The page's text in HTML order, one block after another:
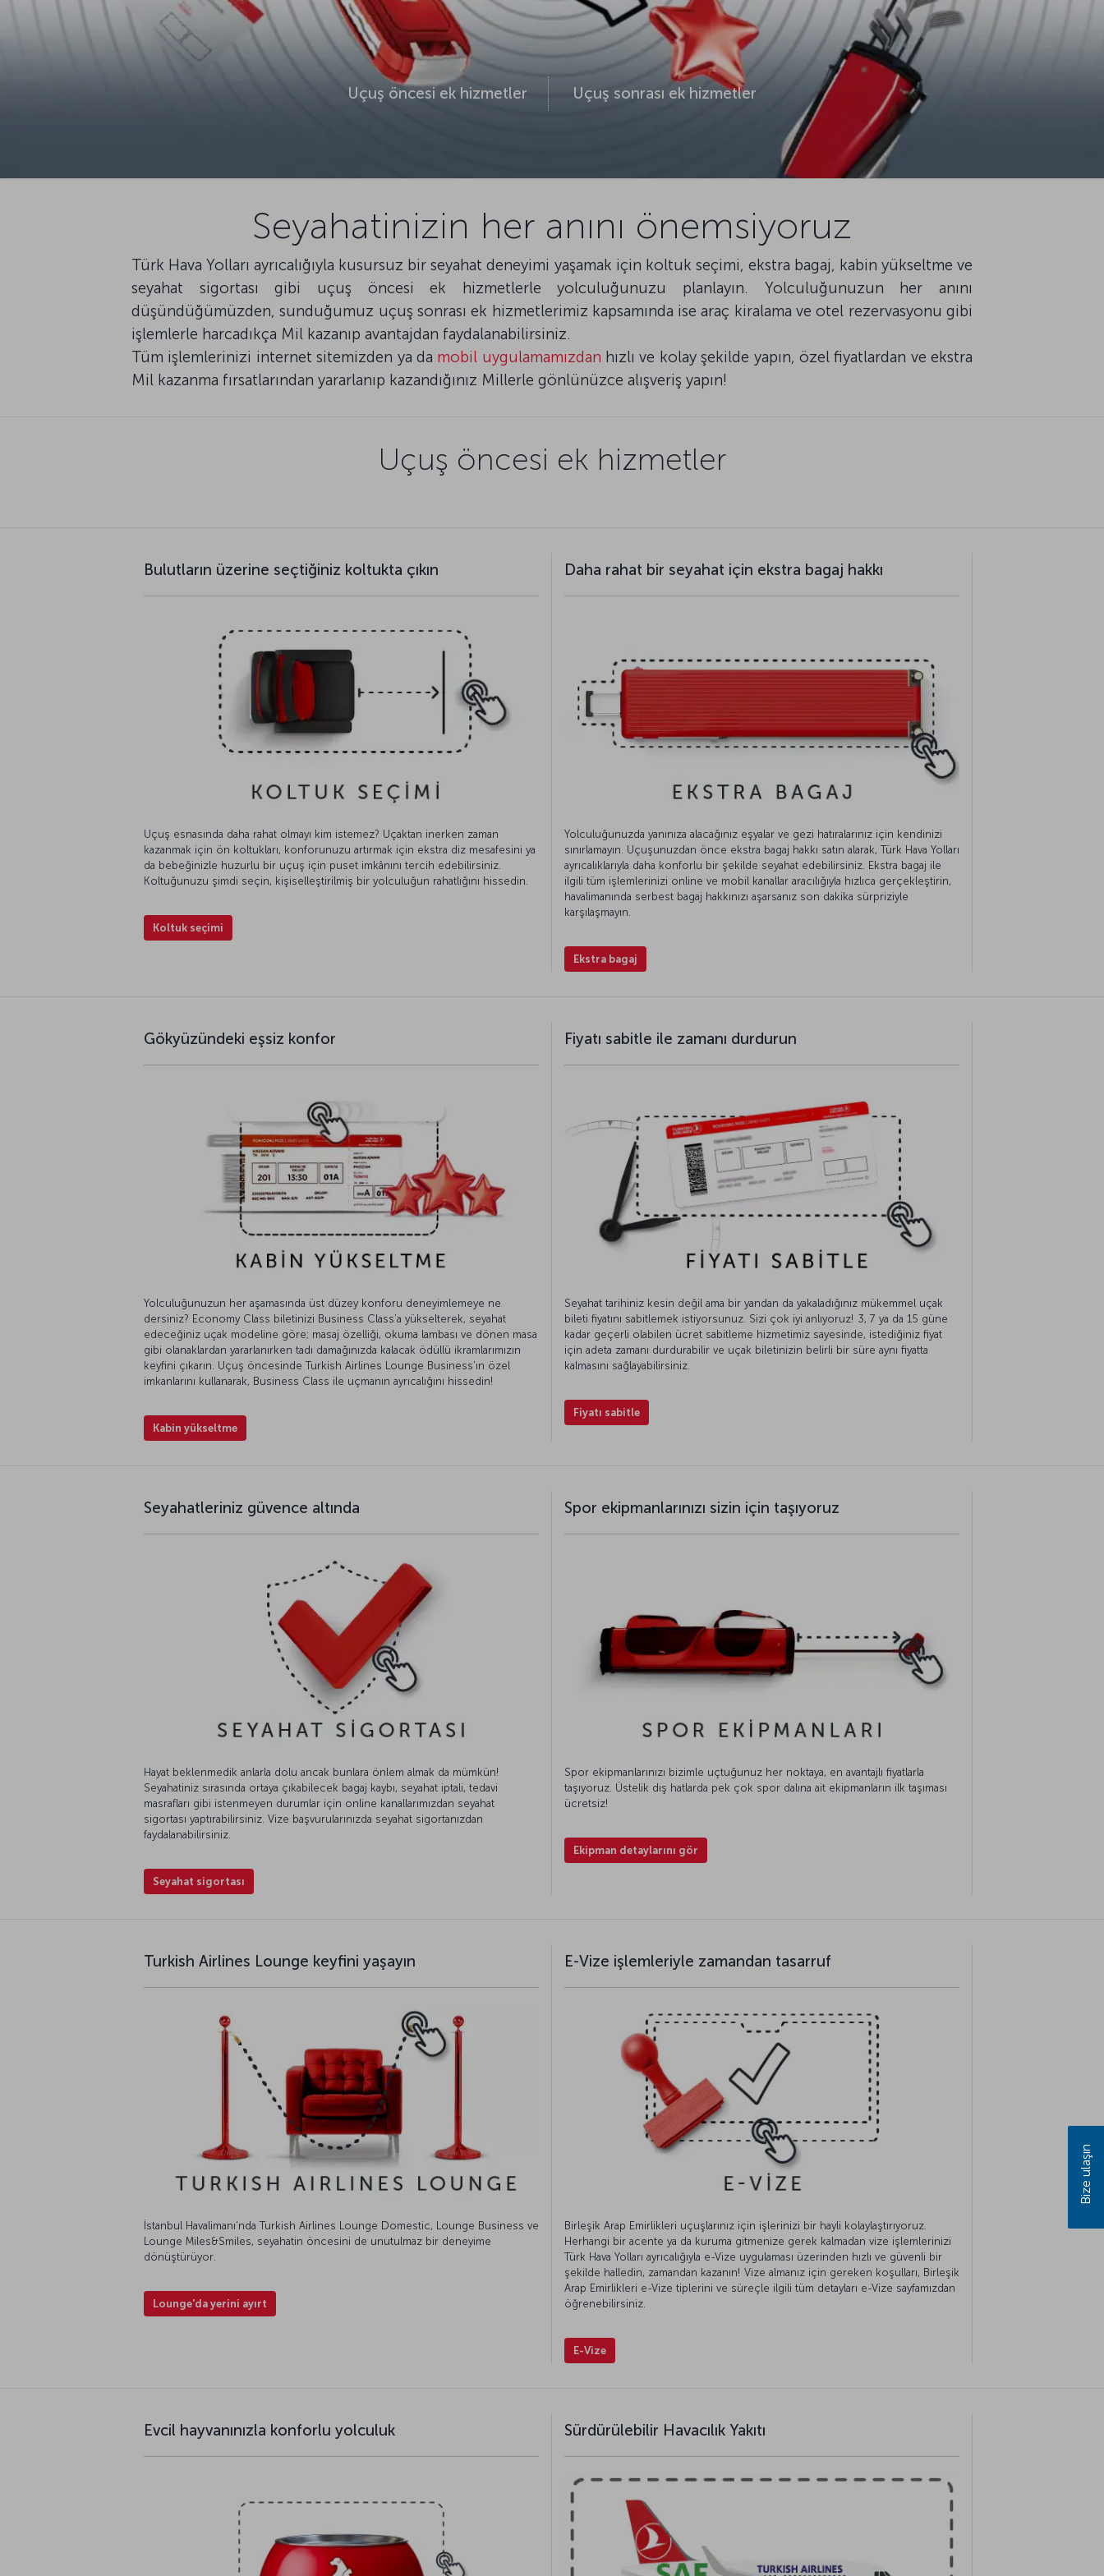
Uçuş öncesi ek hizmetler Uçuş sonrası ek hizmetler
Seyahatinizin her anını önemsiyoruz
Türk Hava Yolları ayrıcalığıyla kusursuz bir seyahat deneyimi yaşamak için koltuk seçimi, ekstra bagaj, kabin yükseltme ve
seyahat sigortası gibi uçuş öncesi ek hizmetlerle yolculuğunuzu planlayın. Yolculuğunuzun her anını
düşündüğümüzden, sunduğumuz uçuş sonrası ek hizmetlerimiz kapsamında ise araç kiralama ve otel rezervasyonu gibi
işlemlerle harcadıkça Mil kazanıp avantajdan faydalanabilirsiniz.
Tüm işlemlerinizi internet sitemizden ya da mobil uygulamamızdan hızlı ve kolay şekilde yapın, özel fiyatlardan ve ekstra
Mil kazanma fırsatlarından yararlanıp kazandığınız Millerle gönlünüzce alışveriş yapın!
Uçuş öncesi ek hizmetler
Bulutların üzerine seçtiğiniz koltukta çıkın
Uçuş esnasında daha rahat olmayı kim istemez? Uçaktan inerken zaman
kazanmak için ön koltukları, konforunuzu artırmak için ekstra diz mesafesini ya
da bebeğinizle huzurlu bir uçuş için puset imkânını tercih edebilirsiniz.
Koltuğunuzu şimdi seçin, kişiselleştirilmiş bir yolculuğun rahatlığını hissedin.
Koltuk seçimi
Daha rahat bir seyahat için ekstra bagaj hakkı
Yolculuğunuzda yanınıza alacağınız eşyalar ve gezi hatıralarınız için kendinizi
sınırlamayın. Uçuşunuzdan önce ekstra bagaj hakkı satın alarak, Türk Hava Yolları
ayrıcalıklarıyla daha konforlu bir şekilde seyahat edebilirsiniz. Ekstra bagaj ile
ilgili tüm işlemlerinizi online ve mobil kanallar aracılığıyla hızlıca gerçekleştirin,
havalimanında serbest bagaj hakkınızı aşarsanız son dakika sürpriziyle
karşılaşmayın.
Ekstra bagaj
Gökyüzündeki eşsiz konfor
Yolculuğunuzun her aşamasında üst düzey konforu deneyimlemeye ne
dersiniz? Economy Class biletinizi Business Class’a yükselterek, seyahat
edeceğiniz uçak modeline göre; masaj özelliği, okuma lambası ve dönen masa
gibi olanaklardan yararlanırken tadı damağınızda kalacak ödüllü ikramlarımızın
keyfini çıkarın. Uçuş öncesinde Turkish Airlines Lounge Business’ın özel
imkanlarını kullanarak, Business Class ile uçmanın ayrıcalığını hissedin!
Kabin yükseltme
Fiyatı sabitle ile zamanı durdurun
Seyahat tarihiniz kesin değil ama bir yandan da yakaladığınız mükemmel uçak
bileti fiyatını sabitlemek istiyorsunuz. Sizi çok iyi anlıyoruz! 3, 7 ya da 15 güne
kadar geçerli olabilen ücret sabitleme hizmetimiz sayesinde, istediğiniz fiyat
için adeta zamanı durdurabilir ve uçak biletinizin belirli bir süre aynı fiyatta
kalmasını sağlayabilirsiniz.
Fiyatı sabitle
Seyahatleriniz güvence altında
Hayat beklenmedik anlarla dolu ancak bunlara önlem almak da mümkün!
Seyahatiniz sırasında ortaya çıkabilecek bagaj kaybı, seyahat iptali, tedavi
masrafları gibi istenmeyen durumlar için online kanallarımızdan seyahat
sigortası yaptırabilirsiniz. Vize başvurularınızda seyahat sigortanızdan
faydalanabilirsiniz.
Seyahat sigortası
Spor ekipmanlarınızı sizin için taşıyoruz
Spor ekipmanlarınızı bizimle uçtuğunuz her noktaya, en avantajlı fiyatlarla
taşıyoruz. Üstelik dış hatlarda pek çok spor dalına ait ekipmanların ilk taşıması
ücretsiz!
Ekipman detaylarını gör
Turkish Airlines Lounge keyfini yaşayın
İstanbul Havalimanı’nda Turkish Airlines Lounge Domestic, Lounge Business ve
Lounge Miles&Smiles, seyahatin öncesini de unutulmaz bir deneyime
dönüştürüyor.
Lounge'da yerini ayırt
E-Vize işlemleriyle zamandan tasarruf
Birleşik Arap Emirlikleri uçuşlarınız için işlerinizi bir hayli kolaylaştırıyoruz.
Herhangi bir acente ya da kuruma gitmenize gerek kalmadan vize işlemlerinizi
Türk Hava Yolları ayrıcalığıyla e-Vize uygulaması üzerinden hızlı ve güvenli bir
şekilde halledin, zamandan kazanın! Vize almanız için gereken koşulları, Birleşik
Arap Emirlikleri e-Vize tiplerini ve süreçle ilgili tüm detayları e-Vize sayfamızdan
öğrenebilirsiniz.
E-Vize
Evcil hayvanınızla konforlu yolculuk Sürdürülebilir Havacılık Yakıtı
Bize ulaşın